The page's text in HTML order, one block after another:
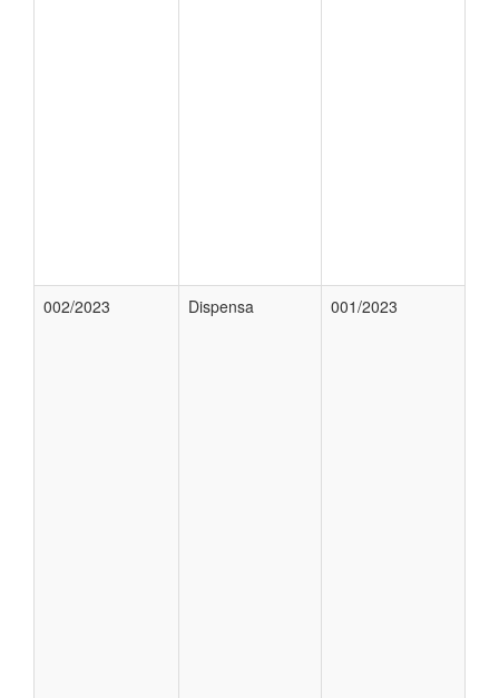
002/2023 Dispensa 001/2023